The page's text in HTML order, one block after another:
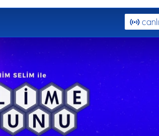
canlı